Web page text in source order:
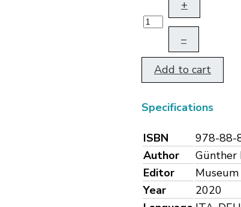
+
–
Add to cart
Specifications
ISBN
978-88-
Author
Günther
Editor
Year
2020